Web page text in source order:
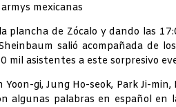
mexicanas
plancha de Zócalo y dando las
salió acompañada de
mil asistentes a este sorpresivo
gi, Jung Ho-seok, Park Ji-
algunas palabras en español en